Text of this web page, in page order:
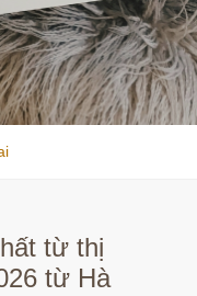
từ thị
từ Hà